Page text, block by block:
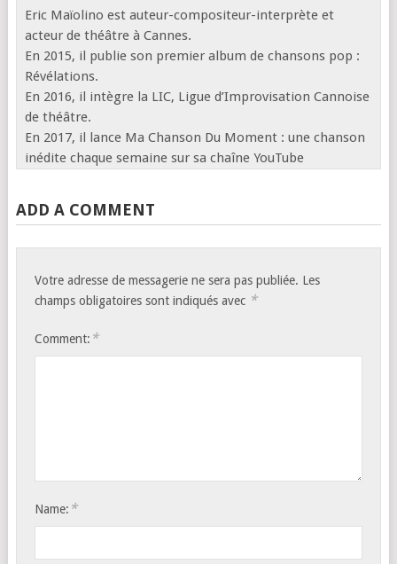
Eric Maïolino est auteur-compositeur-interprète et
acteur de théâtre à Cannes.
En 2015, il publie son premier album de chansons pop :
Révélations.
En 2016, il intègre la LIC, Ligue d’Improvisation Cannoise
de théâtre.
En 2017, il lance Ma Chanson Du Moment : une chanson
inédite chaque semaine sur sa chaîne YouTube
ADD A COMMENT
Votre adresse de messagerie ne sera pas publiée. Les
champs obligatoires sont indiqués avec *
Comment: *
Name: *